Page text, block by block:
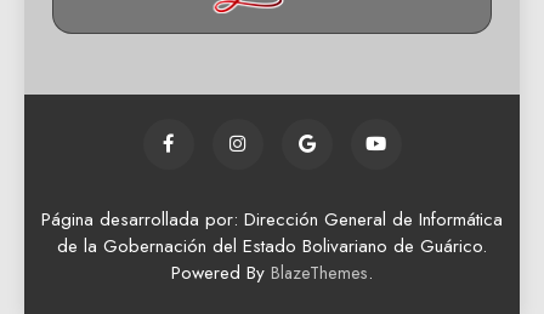
Página desarrollada por: Dirección General de Informática
de la Gobernación del Estado Bolivariano de Guárico.
Powered By BlazeThemes.